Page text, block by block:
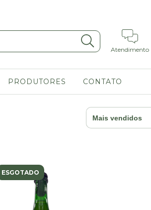
Atendimento
PRODUTORES CONTATO
ESGOTADO